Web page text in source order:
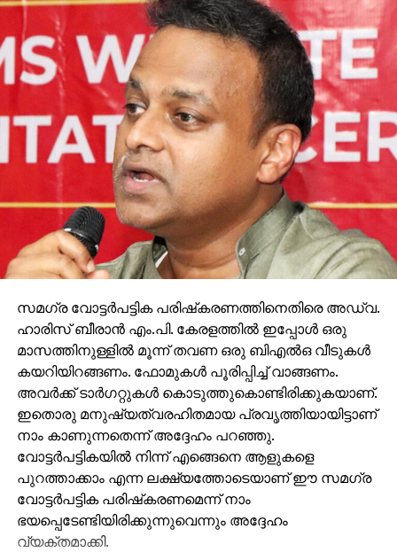
RELATED TOPICS: #IRONLADY AJITH JJAYALALITHAA
UP NEXT
സര്‍ക്കാരിന് വിഎസിന്റെ മുന്നറിയിപ്പ്: അനധികൃത
നിര്‍മ്മാണങ്ങള്‍ക്ക് അനുമതി നല്‍കാനുള്ള
നീക്കത്തില്‍ നിന്ന് പിന്‍വാങ്ങണം
DON'T MISS
ശശി തരൂരിന്റെ വീട്ടിൽ കള്ളൻ കയറി;;
പ്രധാനമന്ത്രി സമ്മാനിച്ച ചെമ്പിലുള്ള ഗാന്ധി
ഗ്ലാസും നഷ്ടപ്പെട്ടു
സമഗ്ര വോട്ടര്‍പട്ടിക പരിഷ്‌കരണത്തിനെതിരെ അഡ്വ.
ഹാരിസ് ബീരാന്‍ എം.പി. കേരളത്തില്‍ ഇപ്പോള്‍ ഒരു
മാസത്തിനുള്ളില്‍ മൂന്ന് തവണ ഒരു ബിഎല്‍ഒ വീടുകള്‍
കയറിയിറങ്ങണം. ഫോമുകള്‍ പൂരിപ്പിച്ച് വാങ്ങണം.
അവര്‍ക്ക് ടാര്‍ഗറ്റുകള്‍ കൊടുത്തുകൊണ്ടിരിക്കുകയാണ്.
ഇതൊരു മനുഷ്യത്വരഹിതമായ പ്രവൃത്തിയായിട്ടാണ്
നാം കാണുന്നതെന്ന് അദ്ദേഹം പറഞ്ഞു.
വോട്ടര്‍പട്ടികയില്‍ നിന്ന് എങ്ങെനെ ആളുകളെ
പുറത്താക്കാം എന്ന ലക്ഷ്യത്തോടെയാണ് ഈ സമഗ്ര
വോട്ടര്‍പട്ടിക പരിഷ്‌കരണമെന്ന് നാം
ഭയപ്പെടേണ്ടിയിരിക്കുന്നുവെന്നും അദ്ദേഹം
വ്യക്തമാക്കി.